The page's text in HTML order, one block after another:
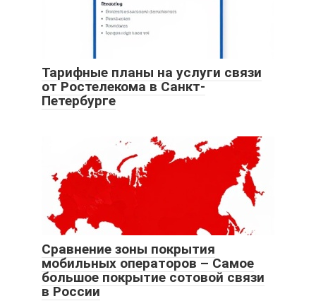
Тарифные планы на услуги связи
от Ростелекома в Санкт-
Петербурге
Сравнение зоны покрытия
мобильных операторов – Самое
большое покрытие сотовой связи
в России